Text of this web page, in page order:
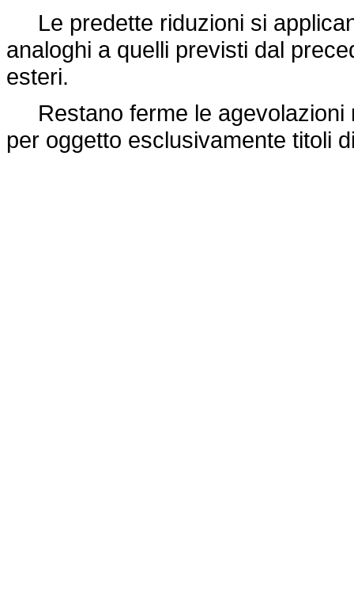
Le predette riduzioni si
analoghi a quelli previsti dal
esteri.
Restano ferme le agevolazioni
per oggetto esclusivamente titoli